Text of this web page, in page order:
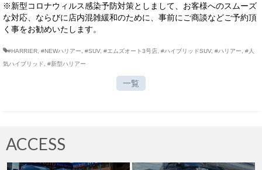
※新型コロナウィルス感染予防対策としまして、お客様へのスムーズ
な対応、ならびに店内混雑緩和のために、事前にご商談などご予約頂
く事をお勧めいたします。
#HARRIER #NEWハリアー #SUV, #エムズオート3号店 #ハイブリッドSUV, #ハリアー
#人
気ハイブリッド
#新型ハリアー
一覧
ACCESS